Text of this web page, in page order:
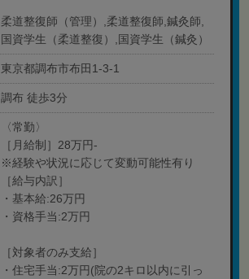
柔道整復師（管理）,柔道整復師,鍼灸師,
国資学生（柔道整復）,国資学生（鍼灸）
東京都調布市布田1-3-1
調布 徒歩3分
〈常勤〉
［月給制］28万円-
※経験や状況に応じて変動可能性有り
［給与内訳］
・基本給:26万円
・資格手当:2万円
［対象者のみ支給］
・住宅手当:2万円(院の2キロ以内に引っ